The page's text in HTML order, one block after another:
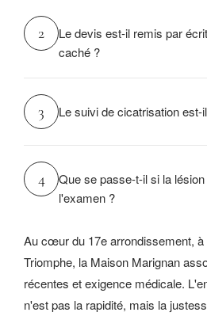
2
Le devis est-il remis par
caché ?
3 Le suivi de cicatrisation
4
Que se passe-t-il si la
l'examen ?
Au cœur du 17e arrondissement,
Triomphe, la Maison Marignan
récentes et exigence médicale.
n'est pas la rapidité, mais la